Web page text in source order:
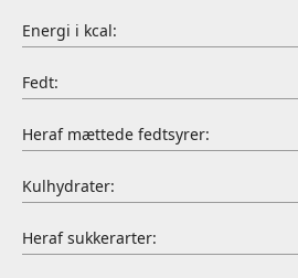
Energi i kcal:
Fedt:
Heraf mættede fedtsyrer:
Kulhydrater:
Heraf sukkerarter: